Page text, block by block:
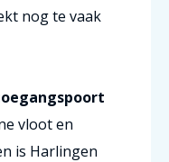
nog te vaak
vloot en
is Harlingen